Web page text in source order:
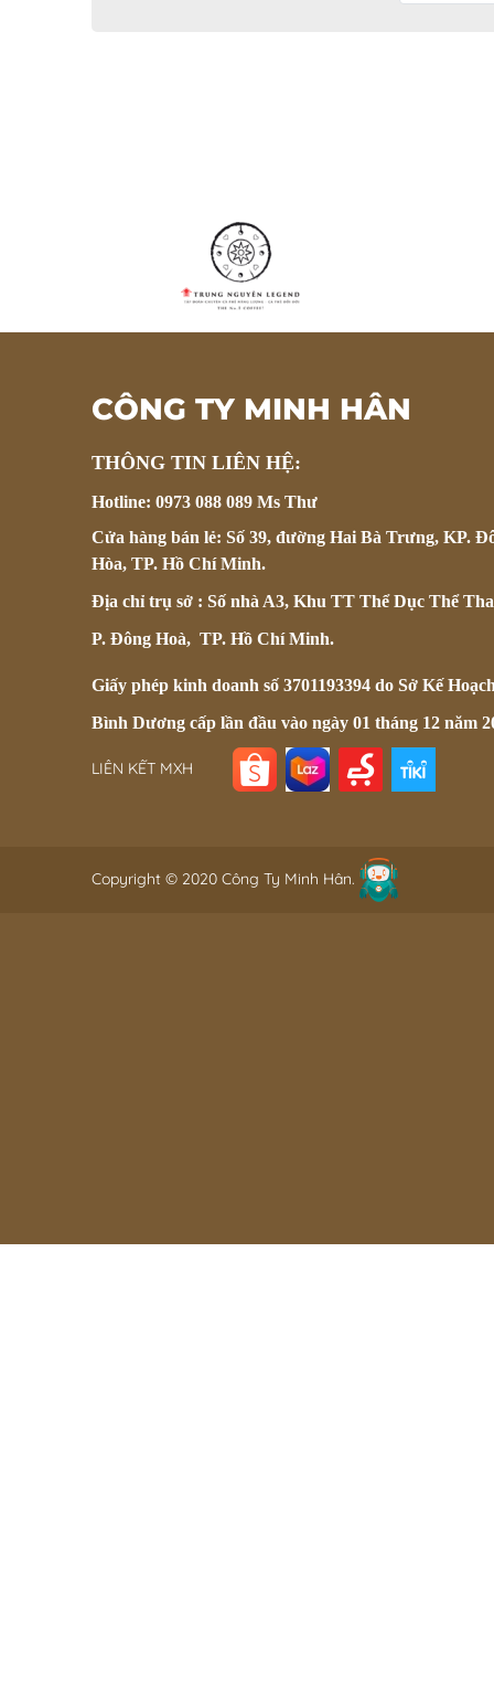
CÔNG TY MINH HÂN
THÔNG TIN LIÊN HỆ:
Hotline: 0973 088 089 Ms Thư
Cửa hàng bán lẻ: Số 39, đường Hai Bà Trưng, KP.
Hòa, TP. Hồ Chí Minh.
Địa chỉ trụ sở : Số nhà A3, Khu TT Thể Dục Thể
P. Đông Hoà, TP. Hồ Chí Minh.
Giấy phép kinh doanh số 3701193394 do Sở Kế
Bình Dương cấp lần đầu vào ngày 01 tháng 12 năm
LIÊN KẾT MXH
Copyright © 2020 Công Ty Minh Hân.